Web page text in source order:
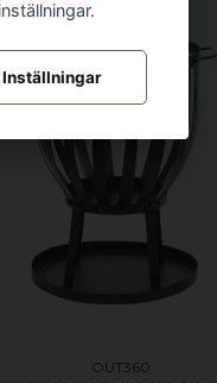
OUT360
Inställningar